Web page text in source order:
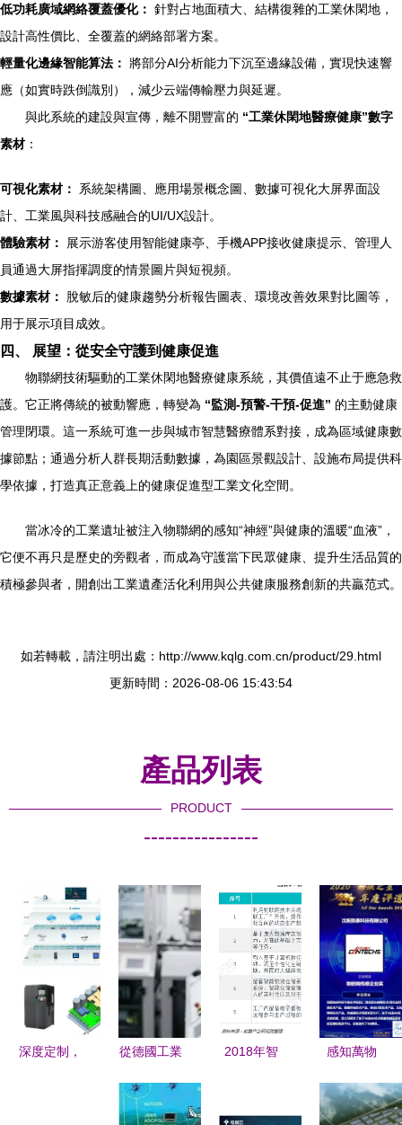
低功耗廣域網絡覆蓋優化： 針對占地面積大、結構復雜的工業休閑地，
設計高性價比、全覆蓋的網絡部署方案。
輕量化邊緣智能算法： 將部分AI分析能力下沉至邊緣設備，實現快速響
應（如實時跌倒識別），減少云端傳輸壓力與延遲。
與此系統的建設與宣傳，離不開豐富的 “工業休閑地醫療健康”數字
素材：
可視化素材：
系統架構圖、應用場景概念圖、數據可視化大屏界面設
計、工業風與科技感融合的UI/UX設計。
體驗素材：
展示游客使用智能健康亭、手機APP接收健康提示、管理人
員通過大屏指揮調度的情景圖片與短視頻。
數據素材：
脫敏后的健康趨勢分析報告圖表、環境改善效果對比圖等，
用于展示項目成效。
四、 展望：從安全守護到健康促進
物聯網技術驅動的工業休閑地醫療健康系統，其價值遠不止于應急救
護。它正將傳統的被動響應，轉變為 “監測-預警-干預-促進” 的主動健康
管理閉環。這一系統可進一步與城市智慧醫療體系對接，成為區域健康數
據節點；通過分析人群長期活動數據，為園區景觀設計、設施布局提供科
學依據，打造真正意義上的健康促進型工業文化空間。
當冰冷的工業遺址被注入物聯網的感知“神經”與健康的溫暖“血液”，
它便不再只是歷史的旁觀者，而成為守護當下民眾健康、提升生活品質的
積極參與者，開創出工業遺產活化利用與公共健康服務創新的共贏范式。
如若轉載，請注明出處：http://www.kqlg.com.cn/product/29.html
更新時間：2026-08-06 15:43:54
產品列表
PRODUCT
----------------
深度定制，
從德國工業
制造2025
2018年智
感知萬物
些傳感器企